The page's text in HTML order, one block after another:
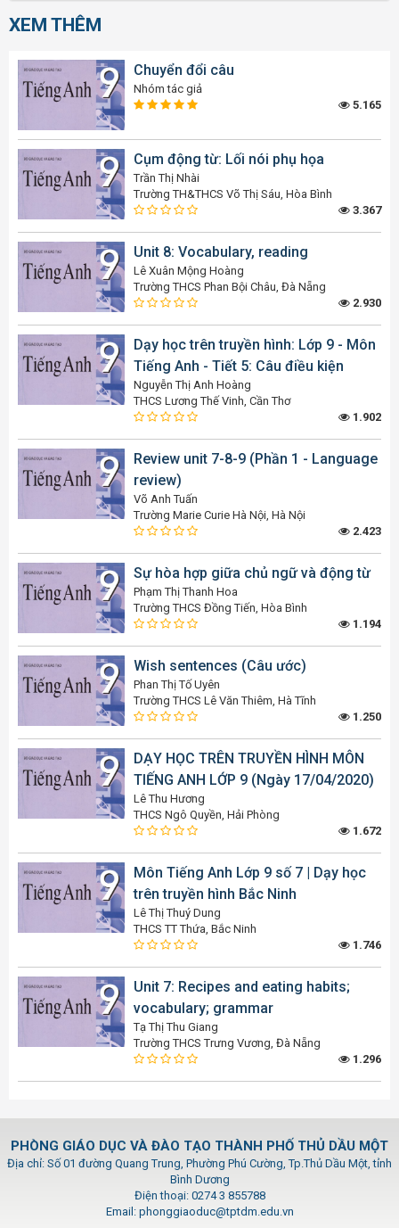
XEM THÊM
Chuyển đổi câu
Nhóm tác giả
5.165
Cụm động từ: Lối nói phụ họa
Trần Thị Nhài
Trường TH&THCS Võ Thị Sáu, Hòa Bình
3.367
Unit 8: Vocabulary, reading
Lê Xuân Mộng Hoàng
Trường THCS Phan Bội Châu, Đà Nẵng
2.930
Dạy học trên truyền hình: Lớp 9 - Môn
Tiếng Anh - Tiết 5: Câu điều kiện
Nguyễn Thị Anh Hoàng
THCS Lương Thế Vinh, Cần Thơ
1.902
Review unit 7-8-9 (Phần 1 - Language
review)
Võ Anh Tuấn
Trường Marie Curie Hà Nội, Hà Nội
2.423
Sự hòa hợp giữa chủ ngữ và động từ
Phạm Thị Thanh Hoa
Trường THCS Đồng Tiến, Hòa Bình
1.194
Wish sentences (Câu ước)
Phan Thị Tố Uyên
Trường THCS Lê Văn Thiêm, Hà Tĩnh
1.250
DẠY HỌC TRÊN TRUYỀN HÌNH MÔN
TIẾNG ANH LỚP 9 (Ngày 17/04/2020)
Lê Thu Hương
THCS Ngô Quyền, Hải Phòng
1.672
Môn Tiếng Anh Lớp 9 số 7 | Dạy học
trên truyền hình Bắc Ninh
Lê Thị Thuý Dung
THCS TT Thứa, Bắc Ninh
1.746
Unit 7: Recipes and eating habits;
vocabulary; grammar
Tạ Thị Thu Giang
Trường THCS Trưng Vương, Đà Nẵng
1.296
PHÒNG GIÁO DỤC VÀ ĐÀO TẠO THÀNH PHỐ THỦ DẦU MỘT
Địa chỉ: Số 01 đường Quang Trung, Phường Phú Cường, Tp.Thủ Dầu Một, tỉnh
Bình Dương
Điện thoại: 0274 3 855788
Email: phonggiaoduc@tptdm.edu.vn